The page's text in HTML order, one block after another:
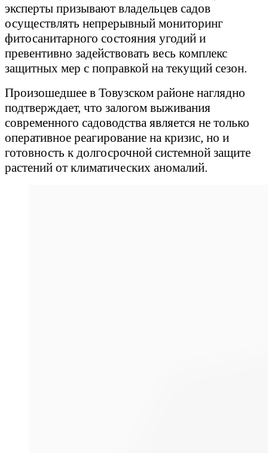
эксперты призывают владельцев садов
осуществлять непрерывный мониторинг
фитосанитарного состояния угодий и
превентивно задействовать весь комплекс
защитных мер с поправкой на текущий сезон.
Произошедшее в Товузском районе наглядно
подтверждает, что залогом выживания
современного садоводства является не только
оперативное реагирование на кризис, но и
готовность к долгосрочной системной защите
растений от климатических аномалий.